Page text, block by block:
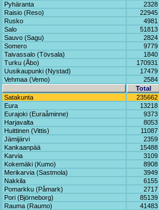
Pyhäranta
2328
Raisio (Reso)
22945
Rusko
4981
Salo
51813
Sauvo (Sagu)
2824
Somero
9779
Taivassalo (Tövsala)
1840
Turku (Åbo)
170931
Uusikaupunki (Nystad)
17479
Vehmaa (Vemo)
2584
Total
Satakunta
235662
Eura
13218
Eurajoki (Euraåminne)
9373
Harjavalta
8053
Huittinen (Vittis)
11087
Jämijärvi
2359
Kankaanpää
15488
Karvia
3109
Kokemäki (Kumo)
8908
Merikarvia (Sastmola)
3949
Nakkila
6155
Pomarkku (Påmark)
2717
Pori (Björneborg)
85139
Rauma (Raumo)
41483